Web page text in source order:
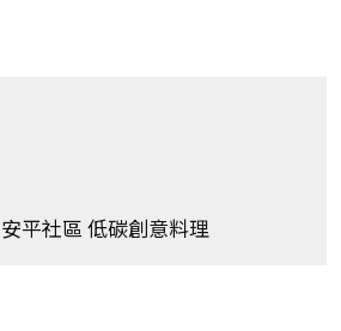
安平社區 低碳創意料理